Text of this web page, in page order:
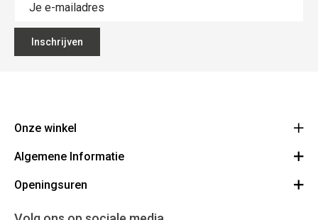
Inschrijven
Onze winkel
Ecoflora
1500 Halle
Algemene Informatie
Vacatures
Openingsuren
Maandag : gesloten